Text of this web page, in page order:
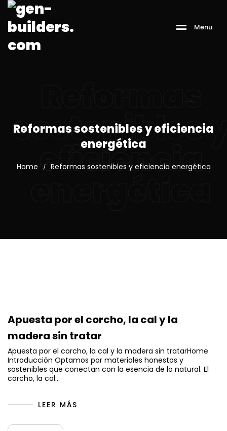
Menu
sostenibles
eficiencia
Reformas sostenibles y eficiencia
energética
Home / Reformas sostenibles y eficiencia energética
Apuesta por el corcho, la cal y la
madera sin tratar
Apuesta por el corcho, la cal y la madera sin tratarHome
Introducción Optamos por materiales honestos y
sostenibles que conectan con la esencia de lo natural. El
corcho, la cal…
LEER MÁS